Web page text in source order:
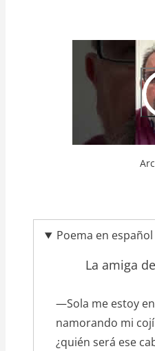
Poema en español
La amiga
texto_poema
—Sola me estoy
namorando mi
¿quién será ese